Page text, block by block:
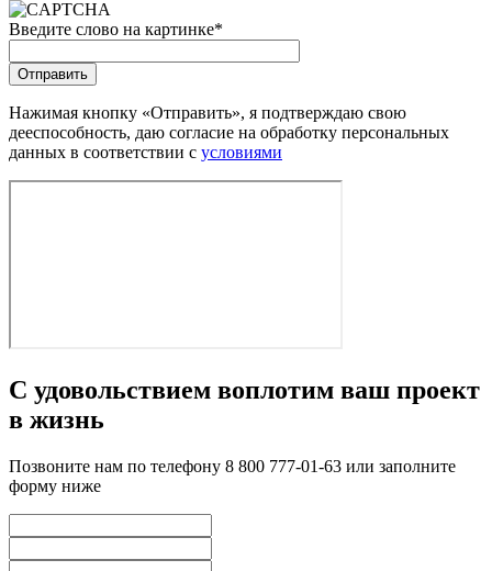
Введите слово на картинке*
Нажимая кнопку «Отправить», я подтверждаю свою
дееспособность, даю согласие на обработку персональных
данных в соответствии с условиями
С удовольствием воплотим ваш проект
в жизнь
Позвоните нам по телефону 8 800 777-01-63 или заполните
форму ниже